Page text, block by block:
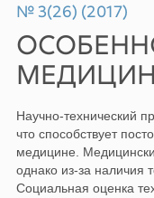
№ 3(26) (2017)
Научно‐технический
что способствует
медицине.
однако из‐за наличия
Социальная оценка